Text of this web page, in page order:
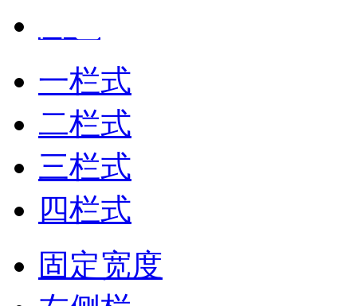
一栏式
二栏式
三栏式
四栏式
固定宽度